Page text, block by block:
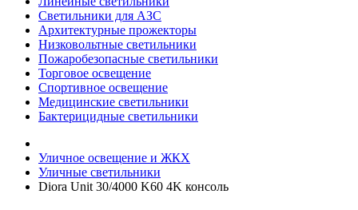
Светильники для АЗС
Архитектурные прожекторы
Низковольтные светильники
Пожаробезопасные светильники
Торговое освещение
Спортивное освещение
Медицинские светильники
Бактерицидные светильники
Уличное освещение и ЖКХ
Уличные светильники
Diora Unit 30/4000 K60 4K консоль